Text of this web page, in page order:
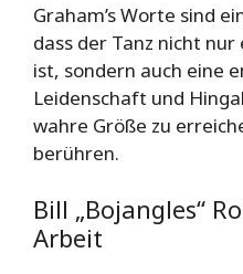
Graham’s Worte sind
dass der Tanz nicht
ist, sondern auch eine
Leidenschaft und
wahre Größe zu
berühren.
Bill „Bojangles“
Arbeit